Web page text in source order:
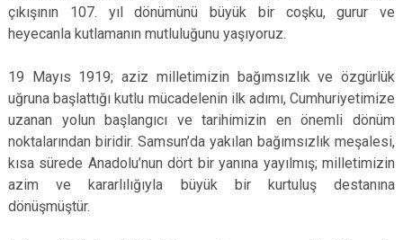
çıkışının 107. yıl dönümünü büyük bir coşku, gurur ve
heyecanla kutlamanın mutluluğunu yaşıyoruz.
19 Mayıs 1919; aziz milletimizin bağımsızlık ve özgürlük
uğruna başlattığı kutlu mücadelenin ilk adımı, Cumhuriyetimize
uzanan yolun başlangıcı ve tarihimizin en önemli dönüm
noktalarından biridir. Samsun’da yakılan bağımsızlık meşalesi,
kısa sürede Anadolu’nun dört bir yanına yayılmış; milletimizin
azim ve kararlılığıyla büyük bir kurtuluş destanına
dönüşmüştür.